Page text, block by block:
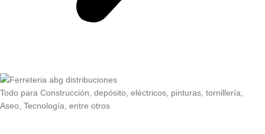
Todo para Construcción, depósito, eléctricos, pinturas, tornillería,
Aseo, Tecnología, entre otros